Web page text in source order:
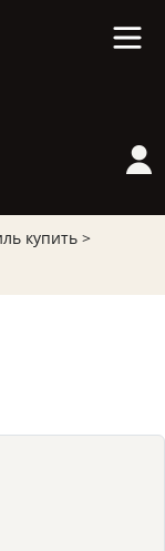
купить >